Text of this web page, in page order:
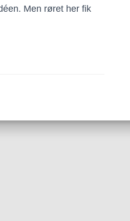
Men røret her fik